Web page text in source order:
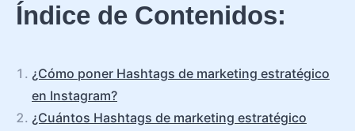
Índice de Contenidos:
¿Cómo poner Hashtags de marketing estratégico
en Instagram?
¿Cuántos Hashtags de marketing estratégico